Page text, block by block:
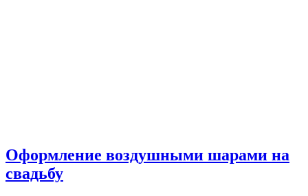
Оформление воздушными шарами на
свадьбу